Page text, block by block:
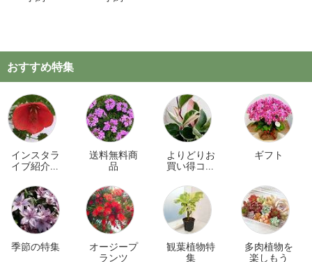
おすすめ特集
インスタラ
イブ紹介商
送料無料商
品
よりどりお
買い得コー
ギフト
季節の特集
オージープ
ランツ
観葉植物特
集
多肉植物を
楽しもう